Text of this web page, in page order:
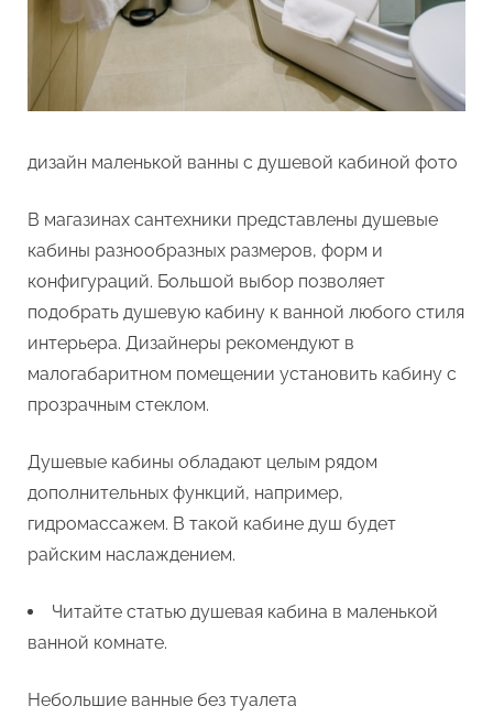
дизайн маленькой ванны с душевой кабиной фото
В магазинах сантехники представлены душевые
кабины разнообразных размеров, форм и
конфигураций. Большой выбор позволяет
подобрать душевую кабину к ванной любого стиля
интерьера. Дизайнеры рекомендуют в
малогабаритном помещении установить кабину с
прозрачным стеклом.
Душевые кабины обладают целым рядом
дополнительных функций, например,
гидромассажем. В такой кабине душ будет
райским наслаждением.
Читайте статью душевая кабина в маленькой
ванной комнате.
Небольшие ванные без туалета